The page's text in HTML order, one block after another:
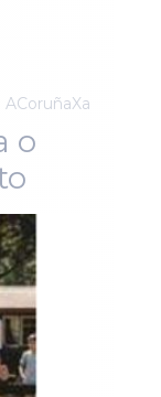
ACoruñaXa
o